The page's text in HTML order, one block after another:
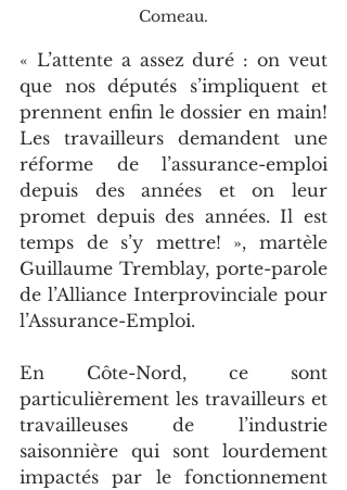
Comeau.
« L’attente a assez duré : on veut
que nos députés s’impliquent et
prennent enfin le dossier en main!
Les travailleurs demandent une
réforme de l’assurance-emploi
depuis des années et on leur
promet depuis des années. Il est
temps de s’y mettre! », martèle
Guillaume Tremblay, porte-parole
de l’Alliance Interprovinciale pour
l’Assurance-Emploi.
En Côte-Nord, ce sont
particulièrement les travailleurs et
travailleuses de l’industrie
saisonnière qui sont lourdement
impactés par le fonctionnement